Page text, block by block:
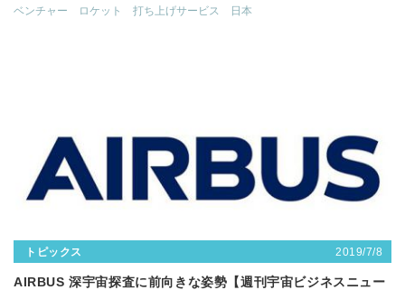
ベンチャー
ロケット 打ち上げサービス 日本
トピックス 2019/7/8
AIRBUS 深宇宙探査に前向きな姿勢【週刊宇宙ビジネスニュー